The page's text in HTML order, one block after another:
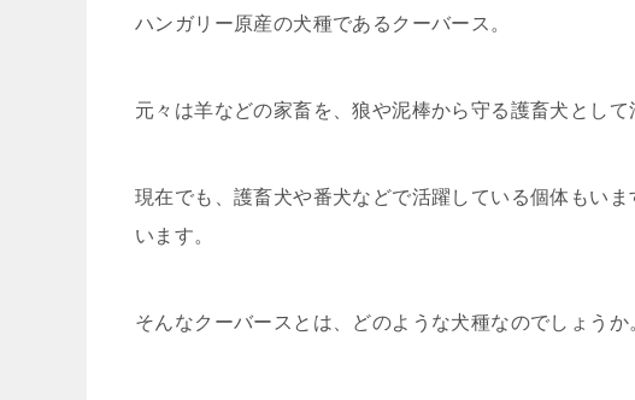
ハンガリー原産の犬種であるクーバース。
元々は羊などの家畜を、狼や泥棒から守る護畜犬として
現在でも、護畜犬や番犬などで活躍している個体もい
います。
そんなクーバースとは、どのような犬種なのでしょうか